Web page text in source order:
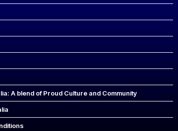
A blend of Proud Culture and Community